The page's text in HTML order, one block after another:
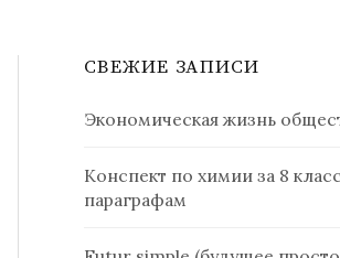
СВЕЖИЕ ЗАПИСИ
Экономическая жизнь
Конспект по химии за 8
параграфам